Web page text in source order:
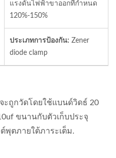
แรงดันไฟฟ้าขาออกที่กำหนด
120%-150%
ประเภทการป้องกัน: Zener
diode clamp
ะถูกวัดโดยใช้แบนด์วิดธ์ 20
ขนานกับตัวเก็บประจุ
พุตภายใต้ภาระเต็ม.